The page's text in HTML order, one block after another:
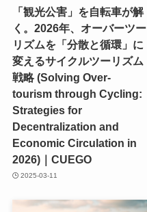
「観光公害」を自転車が解
く。2026年、オーバーツー
リズムを「分散と循環」に
変えるサイクルツーリズム
戦略 (Solving Over-
tourism through Cycling:
Strategies for
Decentralization and
Economic Circulation in
2026)｜CUEGO
2025-03-11